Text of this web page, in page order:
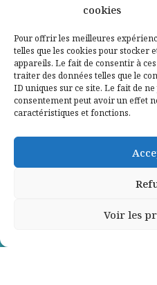
cookies
Pour offrir les meilleures
telles que les cookies pour stocker
appareils. Le fait de consentir à
traiter des données telles que le
ID uniques sur ce site. Le fait de
consentement peut avoir un effet
caractéristiques et fonctions.
Voir les
Contactez-nous
Mentions légales